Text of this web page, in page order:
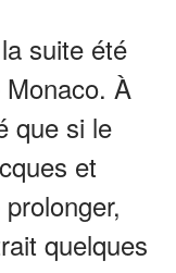
suite été
À
que si le
et
quelques